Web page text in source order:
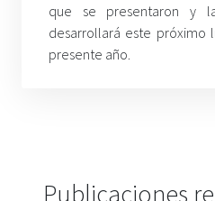
que se presentaron y
desarrollará este próximo
presente año.
Publicaciones